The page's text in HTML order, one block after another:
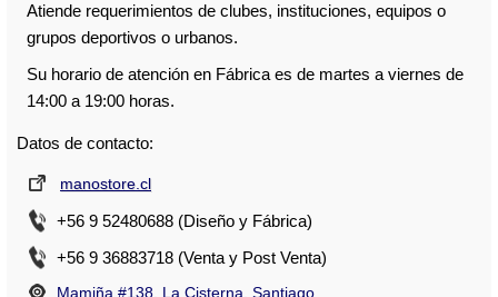
Atiende requerimientos de clubes, instituciones, equipos o
grupos deportivos o urbanos.
Su horario de atención en Fábrica es de martes a viernes de
14:00 a 19:00 horas.
Datos de contacto:
manostore.cl
+56 9 52480688 (Diseño y Fábrica)
+56 9 36883718 (Venta y Post Venta)
Mamiña #138, La Cisterna, Santiago